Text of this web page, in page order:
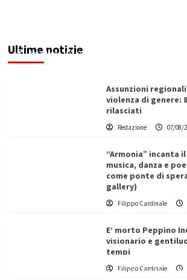
Ultime notizie
Redazione 07/08/2026
Assunzioni
violenza di genere:
rilasciati
Redazione 07/08/
“Armonia” incanta
musica, danza e
come ponte di
gallery)
Filippo Cardinale
E’ morto Peppino
visionario e
tempi
Filippo Cardinale
L’ingegnere saccense Buscarnera
di un progetto transnazionale per